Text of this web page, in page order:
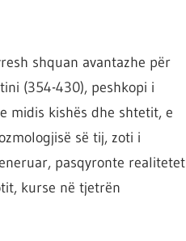
shquan avantazhe për
(354-430), peshkopi i
midis kishës dhe shtetit, e
së tij, zoti i
pasqyronte realitetet
kurse në tjetrën